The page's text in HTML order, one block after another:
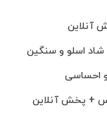
آنلاین
شاد اسلو و سنگین
احساسی
+ پخش آنلاین